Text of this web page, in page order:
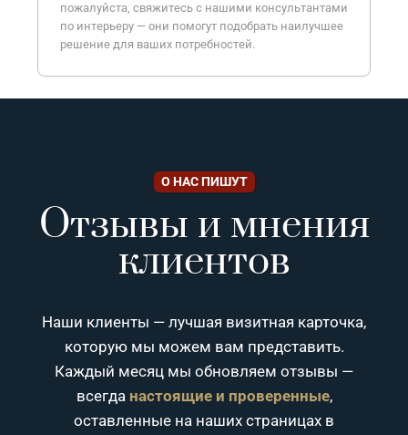
пожалуйста, свяжитесь с нашими консультантами
по интерьеру — они помогут подобрать наилучшее
решение для ваших потребностей.
О НАС ПИШУТ
Отзывы и мнения
клиентов
Наши клиенты — лучшая визитная карточка,
которую мы можем вам представить.
Каждый месяц мы обновляем отзывы —
всегда настоящие и проверенные,
оставленные на наших страницах в